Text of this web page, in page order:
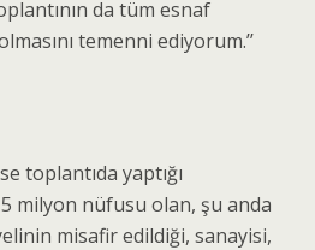
da tüm esnaf
temenni ediyorum.’’
toplantıda yaptığı
milyon nüfusu olan, şu anda
misafir edildiği, sanayisi,